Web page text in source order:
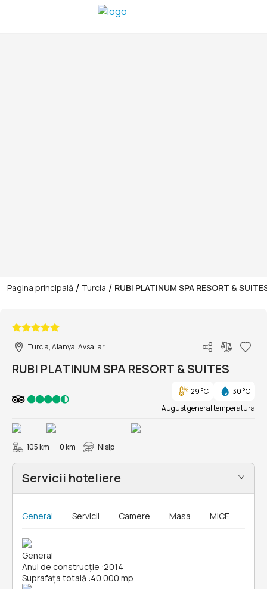
Pagina principală / Turcia / RUBI PLATINUM SPA RESORT &
Turcia, Alanya, Avsallar
RUBI PLATINUM SPA RESORT & SUITES
29 °C
30 °C
August general temperatura
105 km 0 km Nisip
Servicii hoteliere
General Servicii Camere Masa MICE
General
Anul de construcție :2014
Suprafața totală :40 000 mp